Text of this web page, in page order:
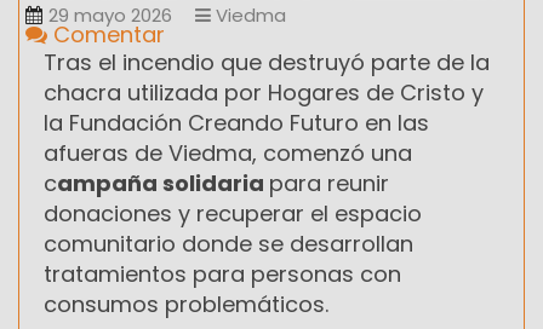
29 mayo 2026 Viedma
Comentar
Tras el incendio que destruyó parte de la
chacra utilizada por Hogares de Cristo y
la Fundación Creando Futuro en las
afueras de Viedma, comenzó una
campaña solidaria para reunir
donaciones y recuperar el espacio
comunitario donde se desarrollan
tratamientos para personas con
consumos problemáticos.